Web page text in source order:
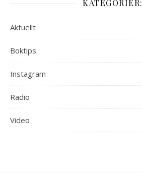
KATEGORIER:
Aktuellt
Boktips
Instagram
Radio
Video